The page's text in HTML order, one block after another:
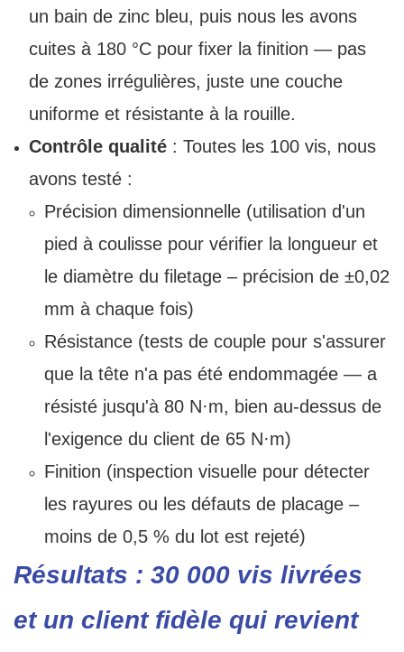
un bain de zinc bleu, puis nous les avons
cuites à 180 °C pour fixer la finition — pas
de zones irrégulières, juste une couche
uniforme et résistante à la rouille.
Contrôle qualité: Toutes les 100 vis, nous
avons testé :
Précision dimensionnelle (utilisation d'un
pied à coulisse pour vérifier la longueur et
le diamètre du filetage – précision de ±0,02
mm à chaque fois)
Résistance (tests de couple pour s'assurer
que la tête n'a pas été endommagée — a
résisté jusqu'à 80 N·m, bien au-dessus de
l'exigence du client de 65 N·m)
Finition (inspection visuelle pour détecter
les rayures ou les défauts de placage –
moins de 0,5 % du lot est rejeté)
Résultats : 30 000 vis livrées
et un client fidèle qui revient